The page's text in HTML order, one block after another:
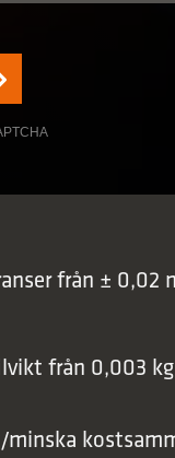
från ± 0,02
från 0,003
minska